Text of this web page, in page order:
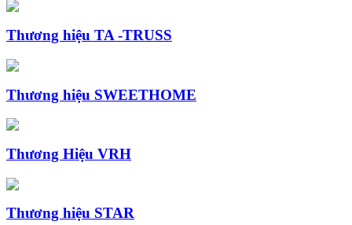
Thương hiệu TA -TRUSS
Thương hiệu SWEETHOME
Thương Hiệu VRH
Thương hiệu STAR